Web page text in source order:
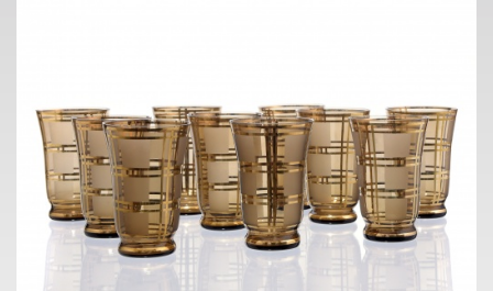
NOVÁ SÍŇ
Voršilská 3, Praha 1
2. 6. - 7. 6. 2026
10.00 h - 18.00 h
KONTAKT
ONDŘEJ SÝKORA